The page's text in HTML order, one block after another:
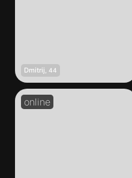
Dmitrij 44